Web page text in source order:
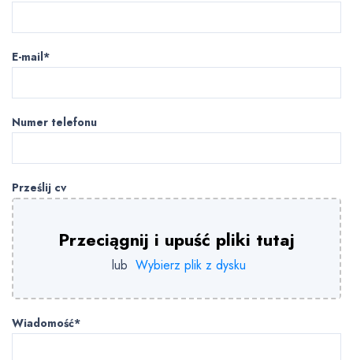
E-mail*
Numer telefonu
Prześlij cv
Przeciągnij i upuść pliki tutaj
lub Wybierz plik z dysku
Wiadomość*